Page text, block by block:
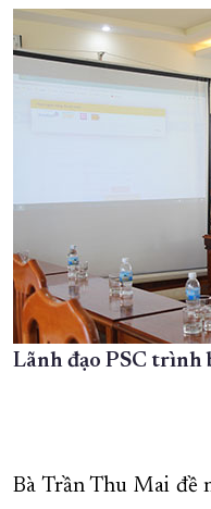
Lãnh đạo PSC trình
Bà Trần Thu Mai đề